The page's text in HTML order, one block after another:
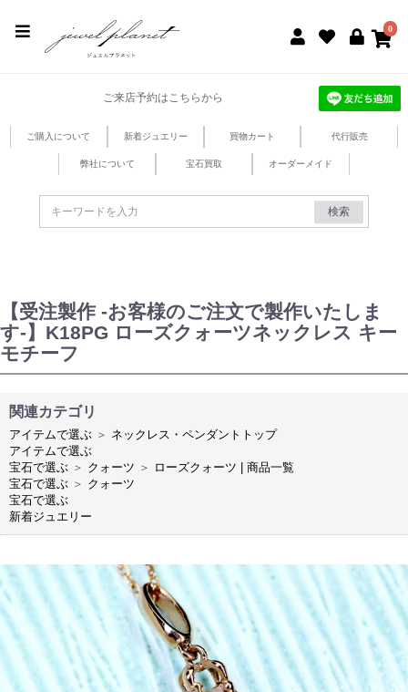
0
ご来店予約はこちらから
ご購入について 新着ジュエリー 買物カート 代行販売
弊社について 宝石買取 オーダーメイド
検索
【受注製作 -お客様のご注文で製作いたしま
す-】K18PG ローズクォーツネックレス キー
モチーフ
関連カテゴリ
アイテムで選ぶ ＞ ネックレス・ペンダントトップ
アイテムで選ぶ
宝石で選ぶ ＞ クォーツ ＞ ローズクォーツ | 商品一覧
宝石で選ぶ ＞ クォーツ
宝石で選ぶ
新着ジュエリー